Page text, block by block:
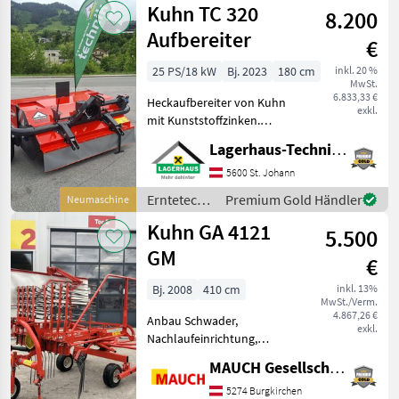
Heckmähwerk 280 c
Kuhn
Neumaschine
Kuhn TC 320
Aufbereiter
8.200
€
inkl. 20 %
MwSt.
6.833,33 €
exkl.
25 PS/18 kW Bj. 2023
180 cm
Heckaufbereiter von Kuhn
mit Kunststoffzinken.
Dreipunktanbau KAT II,
Leistungsbedarf ca. 25 PS,
Räder nachlaufgelenkt,
zusätzlich verriegelung der
Räder am Hang, Au
Lagerhaus-Technik St. Johann
5600 St. Johann
Erntetechnik
Grünland /
Kuhn
Premium Gold Händler
Kuhn GA 4121
GM
5.500
€
inkl. 13%
MwSt./Verm.
4.867,26 €
exkl.
Bj. 2008
410 cm
Anbau Schwader,
Nachlaufeinrichtung,
Hier wird ein sehr schöner
Kuhn Schwader angeboten.
MAUCH Gesellschaft m.b.H. & Co.KG
5274 Burgkirchen